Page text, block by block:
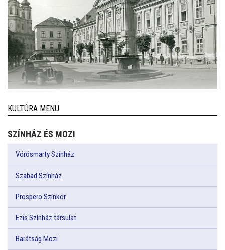
KULTÚRA MENÜ
SZÍNHÁZ ÉS MOZI
Vörösmarty Színház
Szabad Színház
Prospero Színkör
Ezis Színház társulat
Barátság Mozi